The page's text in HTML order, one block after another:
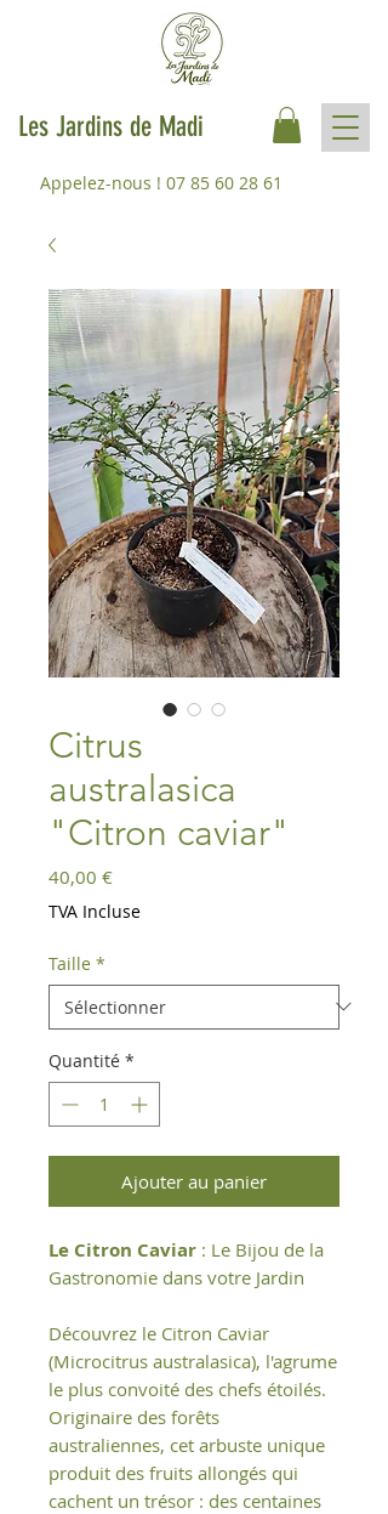
Les Jardins de Madi
Appelez-nous ! 07 85 60 28 61
Citrus
australasica
"Citron caviar"
40,00 €Prix
TVA Incluse
Taille *
Quantité *
Ajouter au panier
Le Citron Caviar : Le Bijou de la
Gastronomie dans votre Jardin
Découvrez le Citron Caviar
(Microcitrus australasica), l'agrume
le plus convoité des chefs étoilés.
Originaire des forêts
australiennes, cet arbuste unique
produit des fruits allongés qui
cachent un trésor : des centaines